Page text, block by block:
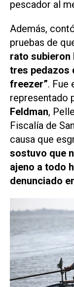
pescador al
Además,
pruebas de
rato subieron
tres pedazos
freezer”. Fue
representado
Feldman,
Fiscalía de
causa que
sostuvo que
ajeno a todo
denunciado